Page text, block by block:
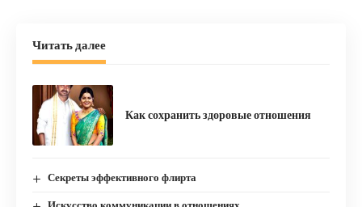
Читать далее
Как сохранить здоровые отношения
Секреты эффективного флирта